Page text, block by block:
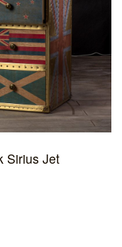
Sirius Jet